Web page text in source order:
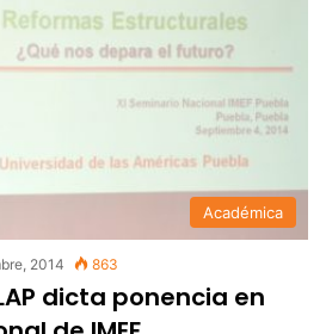
Académica
2014 863
dicta ponencia en